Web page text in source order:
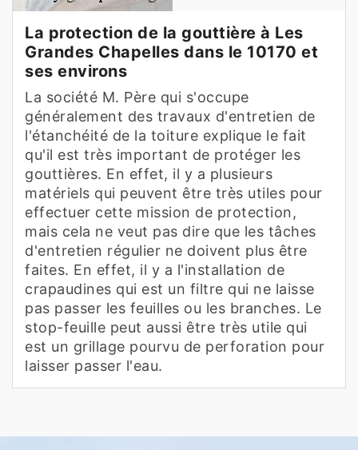
La protection de la gouttière à Les
Grandes Chapelles dans le 10170 et
ses environs
La société M. Père qui s'occupe
généralement des travaux d'entretien de
l'étanchéité de la toiture explique le fait
qu'il est très important de protéger les
gouttières. En effet, il y a plusieurs
matériels qui peuvent être très utiles pour
effectuer cette mission de protection,
mais cela ne veut pas dire que les tâches
d'entretien régulier ne doivent plus être
faites. En effet, il y a l'installation de
crapaudines qui est un filtre qui ne laisse
pas passer les feuilles ou les branches. Le
stop-feuille peut aussi être très utile qui
est un grillage pourvu de perforation pour
laisser passer l'eau.